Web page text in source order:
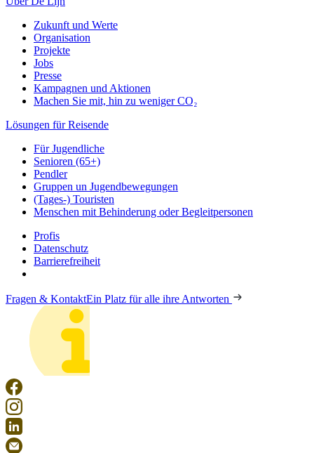
Zukunft und Werte
Organisation
Projekte
Jobs
Presse
Kampagnen und Aktionen
Machen Sie mit, hin zu weniger CO₂
Lösungen für Reisende
Für Jugendliche
Senioren (65+)
Pendler
Gruppen un Jugendbewegungen
(Tages-) Touristen
Menschen mit Behinderung oder Begleitpersonen
Profis
Datenschutz
Barrierefreiheit
Fragen & KontaktEin Platz für alle ihre Antworten